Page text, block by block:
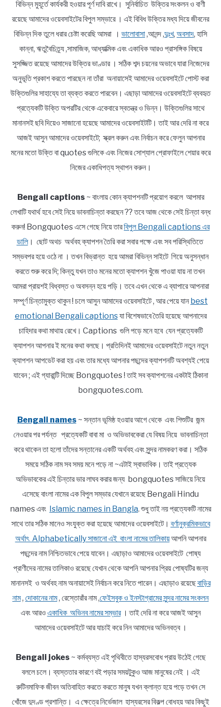
বিভিন্ন মুহূর্তে কার্যকরী হওয়ার পূর্ণ দাবি রাখে। সুনির্বাচিত উক্তির সংকলন ও বাণী
রয়েছে আমাদের ওয়েবসাইটের বিপুল সম্ভারে । এই বিবিধ উক্তির মধ্য দিয়ে জীবনের
বিভিন্ন দিক তুলে ধরার চেষ্টা করেছি আমরা । ভালোবাসা,আনন্দ ,দুঃখ, অবসাদ, হাসি
কান্না, ঋতুবৈচিত্র্য ,সামাজিক, আধ্যাত্মিক এবং একাধিক আরও প্রাসঙ্গিক বিষয়ে
সুসজ্জিত রয়েছে আমাদের উক্তির ভাণ্ডার । সঠিক শব্দ চয়নের অভাবে যারা নিজেদের
অনুভূতি প্রকাশ করতে পারছেন না তাঁরা অনায়াসেই আমাদের ওয়েবসাইটে পোস্ট করা
উক্তিগুলির সাহায্যে তা ব্যক্ত করতে পারবেন। এছাড়া আমাদের ওয়েবসাইটে ব্যবহৃত
প্রত্যেকটি উক্তি অপরটির থেকে একেবারে স্বতন্ত্র ও ভিন্ন। উক্তিগুলির সাথে
মানানসই ছবি দিয়েও সাজানো হয়েছে আমাদের ওয়েবসাইটটি। তাই আর দেরি না করে
আজই আসুন আমাদের ওয়েবসাইটে; স্ক্রল করুন এবং নির্বাচন করে ফেলুন আপনার
মনের মতো উক্তি বা quotes গুলিকে এবং নিজের সোশ্যাল প্রোফাইলে শেয়ার করে
নিজের একাধিপত্য স্থাপন করুন।
Bengali captions~ বাংলায় কোন ক্যাপশনটি প্রয়োগ করলে আপমার
লেখাটি যথার্থ হবে সেই নিয়ে ভাবনাচিন্তা করছেন ?? তবে আজ থেকে সেই চিন্তা বন্ধ
করুন! Bongquotes এসে গেছে নিয়ে তারবিপুল Bengali captions এর
ডালি। ছোট অথচ অর্থবহ ক্যাপশন তৈরি করা সবার পক্ষে এবং সব পরিস্থিতিতে
সম্ভবপর হয়ে ওঠে না । তখন বিভ্রান্ত হয়ে আমরা বিভিন্ন সাইটে গিয়ে অনুসন্ধান
করতে শুরু করে দি; কিন্তু যখন তাও মনের মতো ক্যাপশন খুঁজে পাওয়া যায় না তখন
আমরা প্রায়শই বিধ্বস্ত ও অবসন্ন হয়ে পড়ি। তবে এখন থেকে এ ব্যাপারে আপনারা
সম্পূর্ণ চিন্তামুক্ত থাকুন ! চলে আসুন আমাদের ওয়েবসাইটে , আর পেয়ে যান best
emotional Bengali captionsযা বিশেষভাবে তৈরি হয়েছে আপনাদের
চাহিদার কথা মাথায় রেখে। Captions গুলি পড়ে মনে হবে যেন প্রত্যেকটি
ক্যাপশন আপনার ই মনের কথা বলছে। প্রতিদিনই আমাদের ওয়েবসাইটে নতুন নতুন
ক্যাপশন আপডেট করা হয় এবং তার মধ্যে আপনার পছন্দের ক্যাপশনটি অবশ্যই পেয়ে
যাবেন ; এই গ্যারান্টি দিচ্ছে Bongquotes ! তাই সব ক্যাপশনের একটাই ঠিকানা
bongquotes.com.
Bengali names~ সন্তান ভূমিষ্ঠ হওয়ার আগে থেকে এবং শিশুটির জন্ম
নেওয়ার পর পর্যন্ত প্রত্যেকটি বাবা মা ও অভিভাবকেরা যে বিষয় নিয়ে ভাবনাচিন্তা
করে থাকেন তা হলো তাঁদের সন্তানের একটি অর্থবহ এবং সুন্দর নামকরণ করা। সঠিক
সময়ে সঠিক নাম সব সময় মনে পড়ে না ~এটাই স্বাভাবিক। তাই প্রত্যেক
অভিভাবকের এই চিন্তার ভার লাঘব করার জন্য bongquotes সাজিয়ে নিয়ে
এসেছে বাংলা নামের এক বিপুল সম্ভার যেখানে রয়েছে Bengali Hindu
names এবং Islamic names in Bangla. শুধু তাই নয় প্রত্যেকটি নামের
সাথে তার সঠিক মানেও সংযুক্ত করা হয়েছে আমাদের ওয়েবসাইটে। বর্ণানুক্রমিকভাবে
অর্থাৎ Alphabetically সাজানো এই বাংলা নামের তালিকায়আপনি আপনার
পছন্দের নাম নিশ্চিতভাবে পেয়ে যাবেন। এছাড়াও আমাদের ওয়েবসাইটে পোষ্য
প্রাণীদের নামের তালিকাও রয়েছে যেখান থেকে আপনি আপনার প্রিয় পোষ্যটির জন্য
মানানসই ও অর্থবহ নাম অনায়াসেই নির্বাচন করে নিতে পারেন। এছাড়াও রয়েছেবাড়ির
নাম, দোকানের নাম, রেস্তোরাঁর নাম ,ফেইসবুক ও ইনস্টাগ্রামের সুন্দর নামের সংকলন
এবং আরও একাধিক অভিনব নামের সম্ভার। তাই দেরি না করে আজই আসুন
আমাদের ওয়েবসাইটে আর যাচাই করে নিন আমাদের অভিনবত্ব ।
Bengali jokes~ কর্মব্যস্ত এই পৃথিবীতে হাস্যরসবোধ প্রায় উঠেই গেছে
বললে চলে। ব্যস্ততার কারণে বই পড়ার সময়টুকুও আজ মানুষের নেই । এই
রুটিনমাফিক জীবন অতিবাহিত করতে করতে মানুষ যখন ক্লান্ত হয়ে পড়ে তখন সে
খোঁজে দুদণ্ড প্রশান্তি। এ ক্ষেত্রে নির্ভেজাল হাস্যরসের বিকল্প বোধহয় আর কিছুই